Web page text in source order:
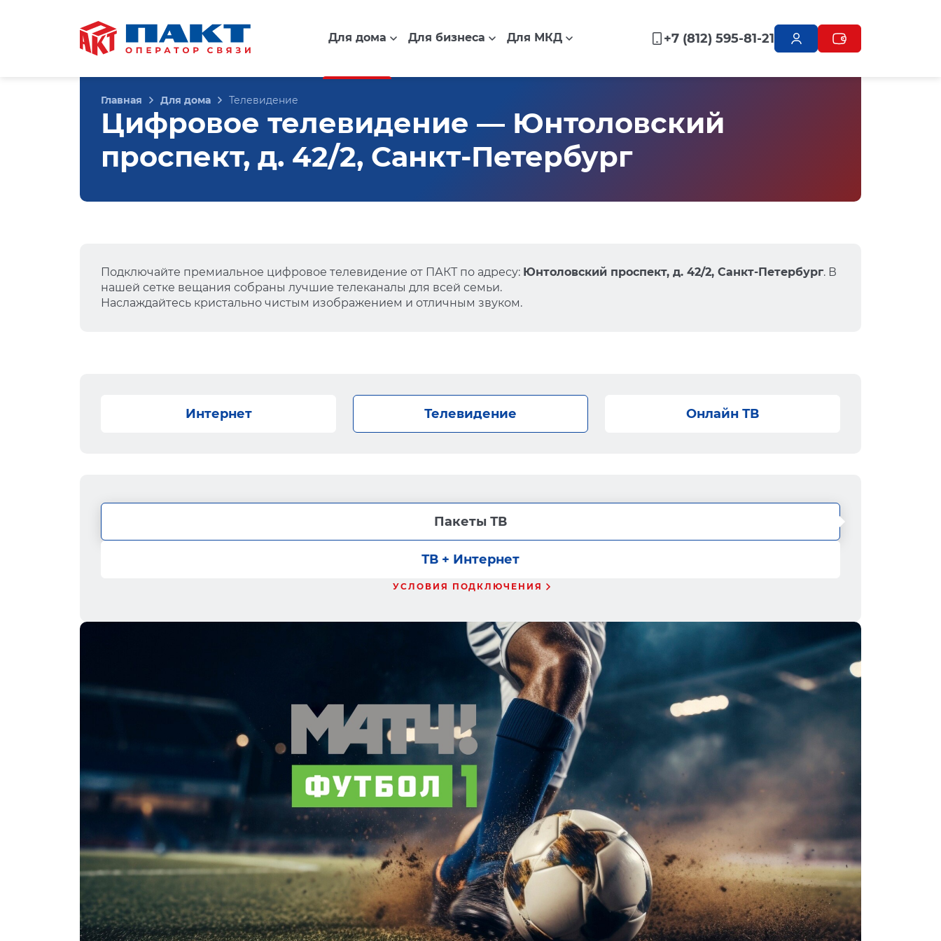
Для дома Для бизнеса Для МКД +7 (812) 595-81-21
Главная Для дома Телевидение
Цифровое телевидение — Юнтоловский
проспект, д. 42/2, Санкт-Петербург
Подключайте премиальное цифровое телевидение от ПАКТ по адресу: Юнтоловский проспект, д. 42/2, Санкт-Петербург. В
нашей сетке вещания собраны лучшие телеканалы для всей семьи.
Наслаждайтесь кристально чистым изображением и отличным звуком.
Интернет Телевидение Онлайн ТВ
Пакеты ТВ
ТВ + Интернет
УСЛОВИЯ ПОДКЛЮЧЕНИЯ